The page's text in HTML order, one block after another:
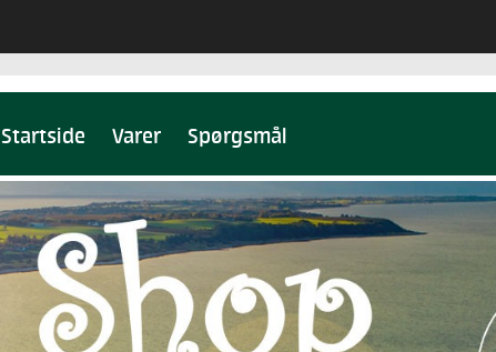
Startside Varer Spørgsmål